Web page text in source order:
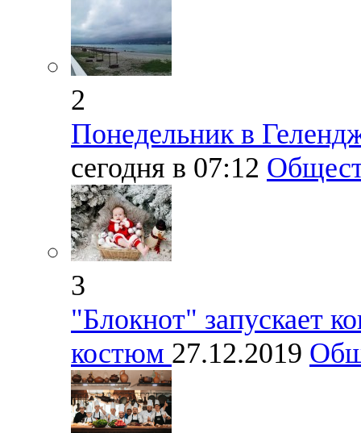
2
Понедельник в
сегодня в 07:12
3
"Блокнот" запускает
костюм 27.12.2019